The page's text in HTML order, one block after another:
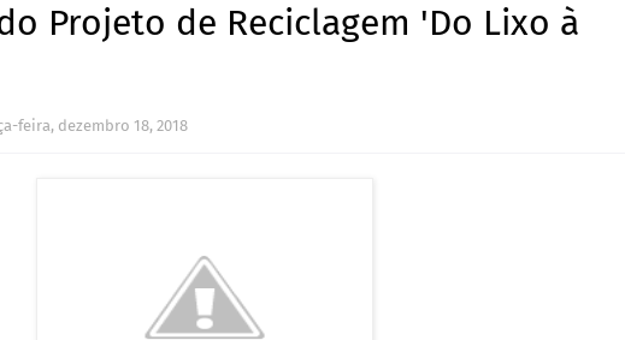
Projeto de Reciclagem 'Do Lixo à
feira, dezembro 18, 2018